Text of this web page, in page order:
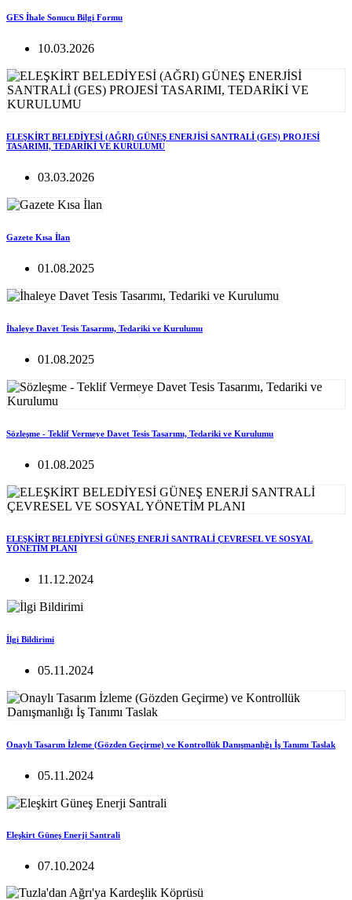
GES İhale Sonucu Bilgi Formu
10.03.2026
ELEŞKİRT BELEDİYESİ (AĞRI) GÜNEŞ ENERJİSİ SANTRALİ (GES) PROJESİ
TASARIMI, TEDARİKİ VE KURULUMU
03.03.2026
Gazete Kısa İlan
01.08.2025
İhaleye Davet Tesis Tasarımı, Tedariki ve Kurulumu
01.08.2025
Sözleşme - Teklif Vermeye Davet Tesis Tasarımı, Tedariki ve Kurulumu
01.08.2025
ELEŞKİRT BELEDİYESİ GÜNEŞ ENERJİ SANTRALİ ÇEVRESEL VE SOSYAL
YÖNETİM PLANI
11.12.2024
İlgi Bildirimi
05.11.2024
Onaylı Tasarım İzleme (Gözden Geçirme) ve Kontrollük Danışmanlığı İş Tanımı Taslak
05.11.2024
Eleşkirt Güneş Enerji Santrali
07.10.2024